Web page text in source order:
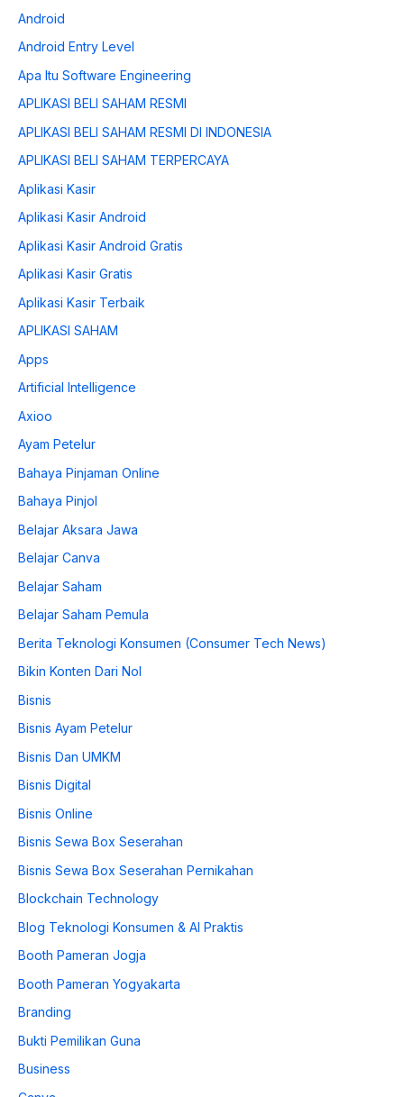
Android
Android Entry Level
Apa Itu Software Engineering
APLIKASI BELI SAHAM RESMI
APLIKASI BELI SAHAM RESMI DI INDONESIA
APLIKASI BELI SAHAM TERPERCAYA
Aplikasi Kasir
Aplikasi Kasir Android
Aplikasi Kasir Android Gratis
Aplikasi Kasir Gratis
Aplikasi Kasir Terbaik
APLIKASI SAHAM
Apps
Artificial Intelligence
Axioo
Ayam Petelur
Bahaya Pinjaman Online
Bahaya Pinjol
Belajar Aksara Jawa
Belajar Canva
Belajar Saham
Belajar Saham Pemula
Berita Teknologi Konsumen (Consumer Tech News)
Bikin Konten Dari Nol
Bisnis
Bisnis Ayam Petelur
Bisnis Dan UMKM
Bisnis Digital
Bisnis Online
Bisnis Sewa Box Seserahan
Bisnis Sewa Box Seserahan Pernikahan
Blockchain Technology
Blog Teknologi Konsumen & AI Praktis
Booth Pameran Jogja
Booth Pameran Yogyakarta
Branding
Bukti Pemilikan Guna
Business